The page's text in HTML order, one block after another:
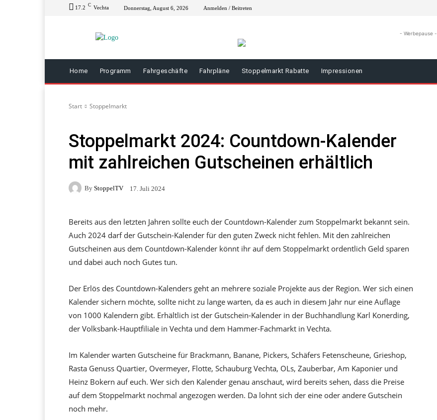
17.2 C Vechta Donnerstag, August 6, 2026 Anmelden / Beitreten
- Werbepause -
Home Programm Fahrgeschäfte Fahrpläne Stoppelmarkt Rabatte Impressionen
Start Stoppelmarkt
Stoppelmarkt 2024: Countdown-Kalender
mit zahlreichen Gutscheinen erhältlich
By StoppelTV 17. Juli 2024
Bereits aus den letzten Jahren sollte euch der Countdown-Kalender zum Stoppelmarkt bekannt sein.
Auch 2024 darf der Gutschein-Kalender für den guten Zweck nicht fehlen. Mit den zahlreichen
Gutscheinen aus dem Countdown-Kalender könnt ihr auf dem Stoppelmarkt ordentlich Geld sparen
und dabei auch noch Gutes tun.
Der Erlös des Countdown-Kalenders geht an mehrere soziale Projekte aus der Region. Wer sich einen
Kalender sichern möchte, sollte nicht zu lange warten, da es auch in diesem Jahr nur eine Auflage
von 1000 Kalendern gibt. Erhältlich ist der Gutschein-Kalender in der Buchhandlung Karl Konerding,
der Volksbank-Hauptfiliale in Vechta und dem Hammer-Fachmarkt in Vechta.
Im Kalender warten Gutscheine für Brackmann, Banane, Pickers, Schäfers Fetenscheune, Grieshop,
Rasta Genuss Quartier, Overmeyer, Flotte, Schauburg Vechta, OLs, Zauberbar, Am Kaponier und
Heinz Bokern auf euch. Wer sich den Kalender genau anschaut, wird bereits sehen, dass die Preise
auf dem Stoppelmarkt nochmal angezogen werden. Da lohnt sich der eine oder andere Gutschein
noch mehr.